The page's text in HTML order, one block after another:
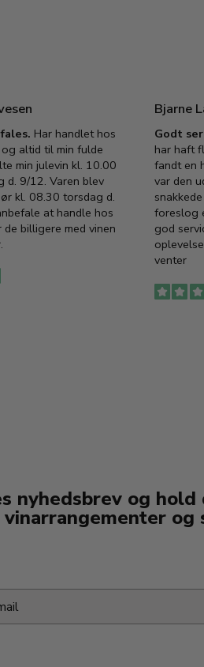
Har handlet hos
altid til min fulde
min julevin kl. 10.00
d. 9/12. Varen blev
kl. 08.30 torsdag d.
at handle hos
billigere med vinen
Bjarne
Godt
har haft
fandt en
var den
foreslog
god
venter
nyhedsbrev og
og